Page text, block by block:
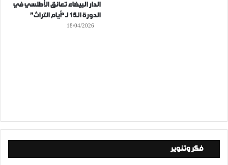
الدار البيضاء تعانق الأطلسي في
الدورة الـ15 لـ “أيام التراث”
18/04/2026
فكر وتنوير